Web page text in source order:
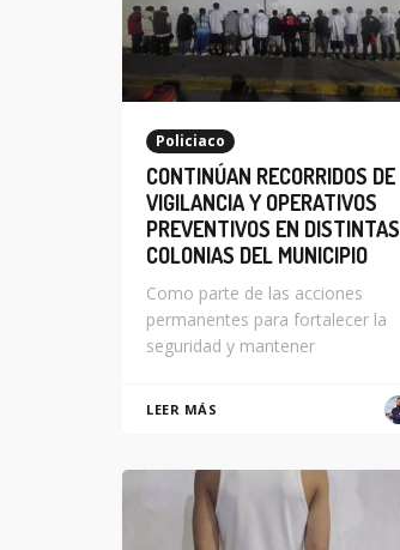
Policiaco
CONTINÚAN RECORRIDOS DE
VIGILANCIA Y OPERATIVOS
PREVENTIVOS EN DISTINTAS
COLONIAS DEL MUNICIPIO
Como parte de las acciones
permanentes para fortalecer la
seguridad y mantener
LEER MÁS